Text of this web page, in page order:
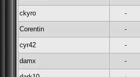
ckyro -
Corentin -
cyr42 -
damx -